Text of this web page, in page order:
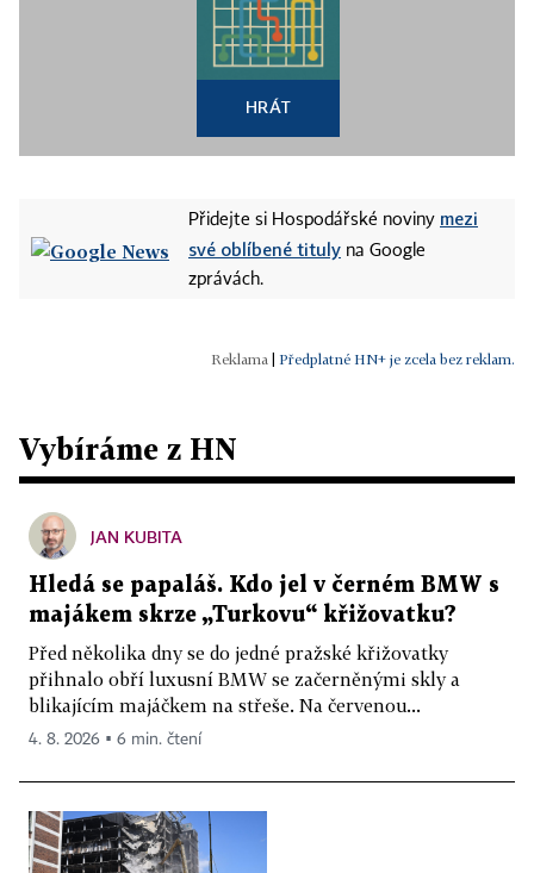
HRÁT
Přidejte si Hospodářské noviny mezi
své oblíbené tituly na Google
zprávách.
Předplatné HN+ je zcela bez reklam.
Vybíráme z HN
JAN KUBITA
Hledá se papaláš. Kdo jel v černém BMW s
majákem skrze „Turkovu“ křižovatku?
Před několika dny se do jedné pražské křižovatky
přihnalo obří luxusní BMW se začerněnými skly a
blikajícím majáčkem na střeše. Na červenou...
4. 8. 2026 ▪ 6 min. čtení